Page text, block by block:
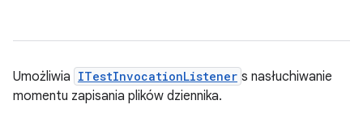
Umożliwia ITestInvocationListener s nasłuchiwanie
momentu zapisania plików dziennika.